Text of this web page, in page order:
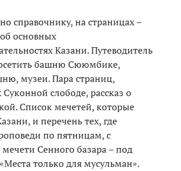
справочнику, на страницах –
основных
Казани. Путеводитель
башню Сююмбике,
музеи. Пара страниц,
слободе, рассказ о
Список мечетей, которые
и перечень тех, где
по пятницам, с
Сенного базара – под
только для мусульман».